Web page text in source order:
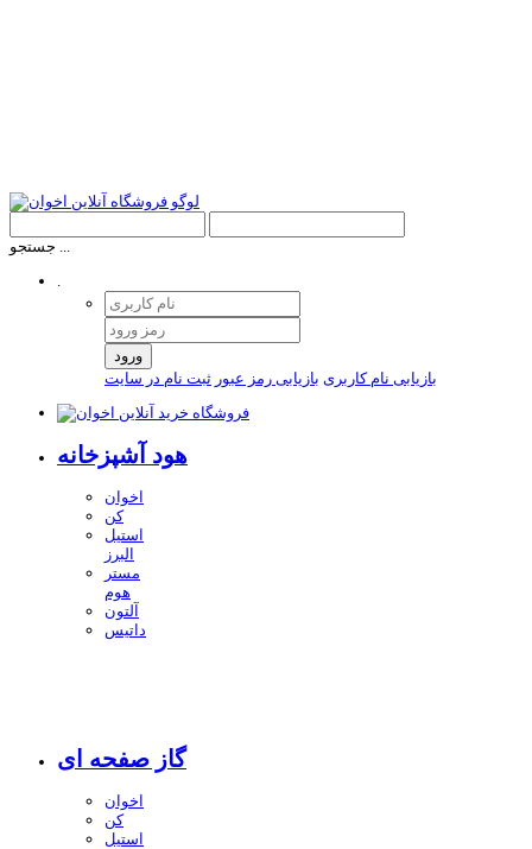
جستجو ...
.
ورود
بازیابی نام کاربری بازیابی رمز عبور ثبت نام در سایت
هود آشپزخانه
اخوان
کن
استیل
البرز
مستر
هوم
آلتون
داتیس
گاز صفحه ای
اخوان
کن
استیل